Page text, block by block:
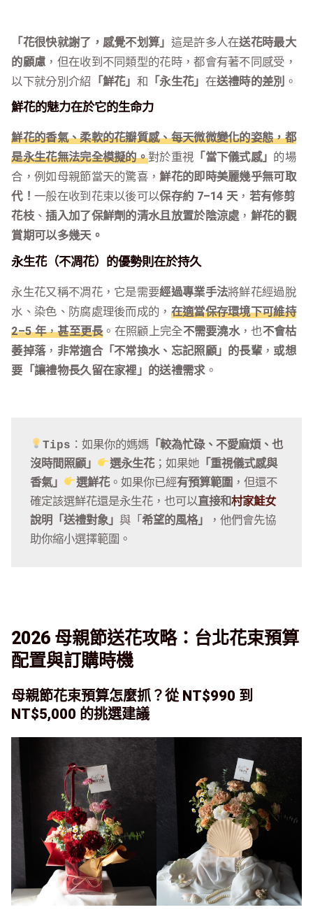
「花很快就謝了，感覺不划算」 這是許多人在送花時最大
的顧慮 ，但在收到不同類型的花時，都會有著不同感受，
以下就分別介紹 「鮮花」 和 「永生花」 在送禮時的差別 。
鮮花的魅力在於它的生命力
鮮花的香氣、柔軟的花瓣質感、每天微微變化的姿態，都
是永生花無法完全模擬的。對於重視 「當下儀式感」 的場
合，例如母親節當天的驚喜，鮮花的即時美麗幾乎無可取
代！一般在收到花束以後可以保存約 7–14 天 ， 若有修剪
花枝 、插入加了保鮮劑的清水且放置於陰涼處 ， 鮮花的觀
賞期可以多幾天。
永生花（不凋花）的優勢則在於持久
永生花又稱不凋花，它是需要經過專業手法將鮮花經過脫
水、染色、防腐處理後而成的， 在適當保存環境下可維持
2–5 年，甚至更長。在照顧上完全不需要澆水，也不會枯
萎掉落， 非常適合「不常換水、忘記照顧」的長輩 ， 或想
要「讓禮物長久留在家裡」的送禮需求。
Tips ：如果你的媽媽 「較為忙碌、不愛麻煩、也
沒時間照顧」
選永生花；如果她 「重視儀式感與
香氣」
選鮮花。如果你已經有預算範圍 ，但還不
確定該選鮮花還是永生花，也可以直接和村家鮭女
說明「送禮對象」 與「 希望的風格」
，他們會先協
助你縮小選擇範圍。
2026 母親節送花攻略：台北花束預算
配置與訂購時機
母親節花束預算怎麼抓？從 NT$990 到
NT$5,000 的挑選建議